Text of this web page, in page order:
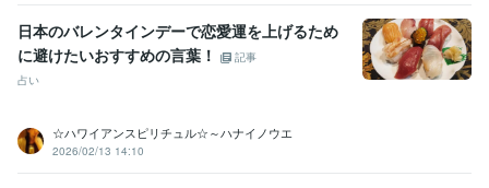
ールドランク→プラチナランクへ昇格
資格・検定
ビジネス・クリエイティブツール
ChatGPT:1年Adobe Photoshop:1年Canva:1年
日本のバレンタインデーで恋愛運を上げるため
に避けたいおすすめの言葉！
記事
占い
☆ハワイアンスピリチュル☆～ハナイノウエ
2026/02/13 14:10